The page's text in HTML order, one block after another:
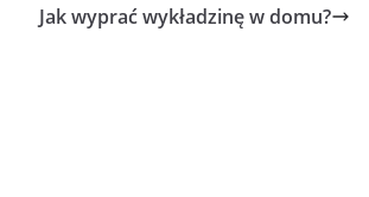
Jak wyprać wykładzinę w domu?